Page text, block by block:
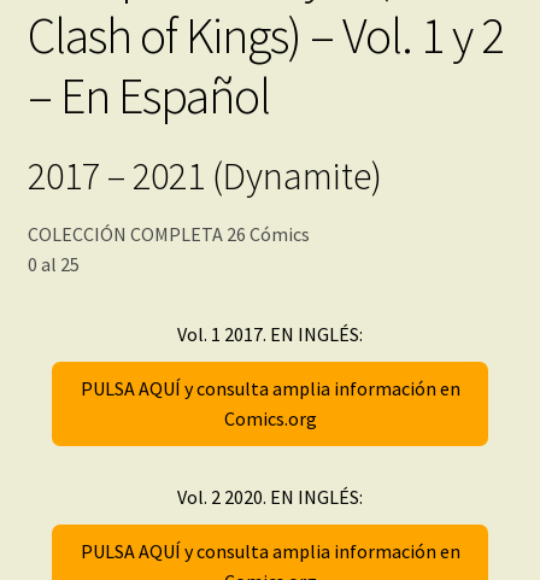
Clash of Kings) – Vol. 1 y 2
– En Español
2017 – 2021 (Dynamite)
COLECCIÓN COMPLETA 26 Cómics
0 al 25
Vol. 1 2017. EN INGLÉS:
PULSA AQUÍ y consulta amplia información en
Comics.org
Vol. 2 2020. EN INGLÉS:
PULSA AQUÍ y consulta amplia información en